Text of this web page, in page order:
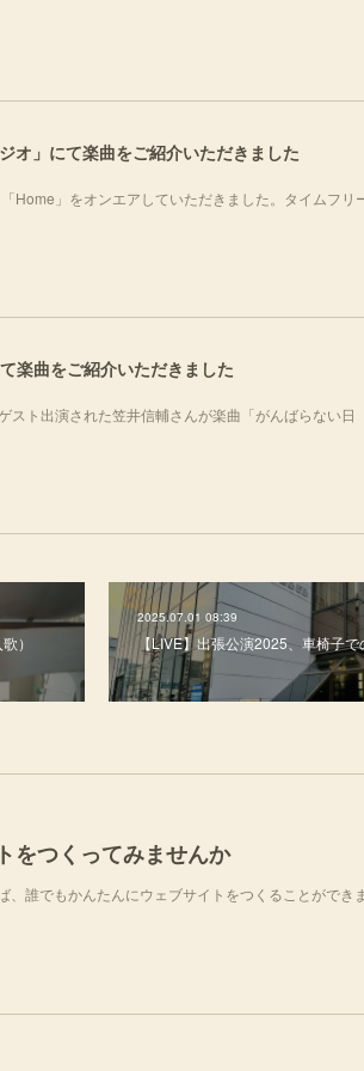
オ」にて楽曲をご紹介いただきました
Home」をオンエアしていただきました。タイムフリ
楽曲をご紹介いただきました
ト出演された笠井信輔さんが楽曲「がんばらない日
）
2025.07.01 08:39
【LIVE】出張公演2025、車椅子
をつくってみませんか
、誰でもかんたんにウェブサイトをつくることができ